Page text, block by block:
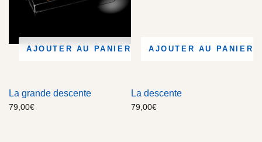
AJOUTER AU PANIER
La grande descente
79,00€
AJOUTER AU PANIER
La descente
79,00€